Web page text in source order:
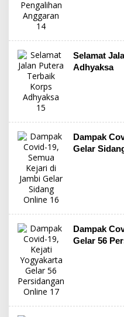
Selamat
Adhyaksa
Dampak
Gelar
Dampak
Gelar 56